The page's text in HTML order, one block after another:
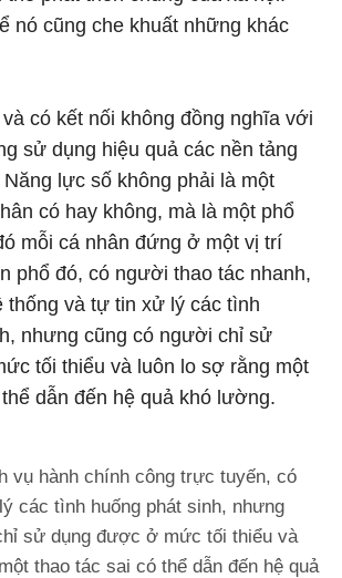
nó cũng che khuất những khác
có kết nối không đồng nghĩa với
sử dụng hiệu quả các nền tảng
lực số không phải là một
có hay không, mà là một phổ
mỗi cá nhân đứng ở một vị trí
phổ đó, có người thao tác nhanh,
thống và tự tin xử lý các tình
nhưng cũng có người chỉ sử
tối thiểu và luôn lo sợ rằng một
dẫn đến hệ quả khó lường.
vụ hành chính công trực tuyến, có
các tình huống phát sinh, nhưng
sử dụng được ở mức tối thiểu và
thao tác sai có thể dẫn đến hệ quả